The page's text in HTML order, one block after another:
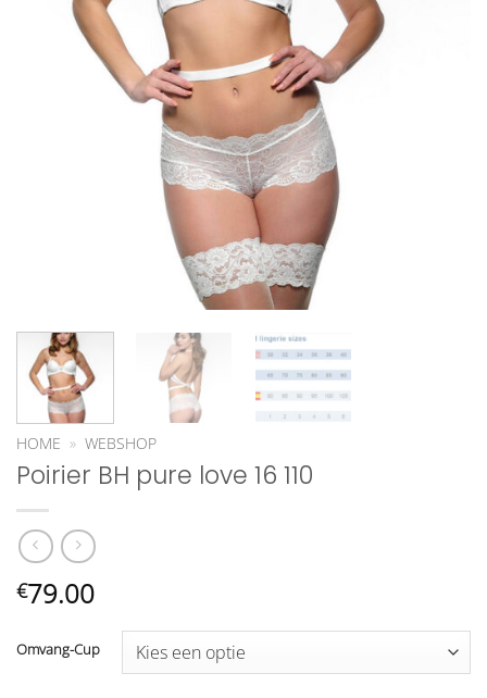
HOME » WEBSHOP
Poirier BH pure love 16 110
€79.00
Omvang-Cup